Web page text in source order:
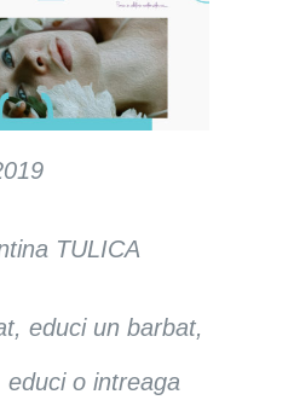
TULICA
educi un barbat,
o intreaga